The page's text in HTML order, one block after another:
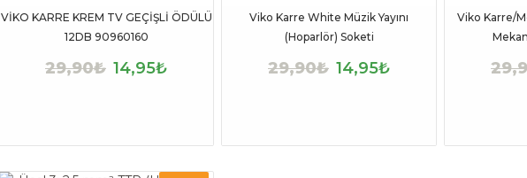
VİKO KARRE KREM TV GEÇİŞLİ ÖDÜLÜ
12DB 90960160
29,90₺ 14,95₺
Viko Karre White Müzik Yayını
(Hoparlör) Soketi
29,90₺ 14,95₺
Viko Karre/